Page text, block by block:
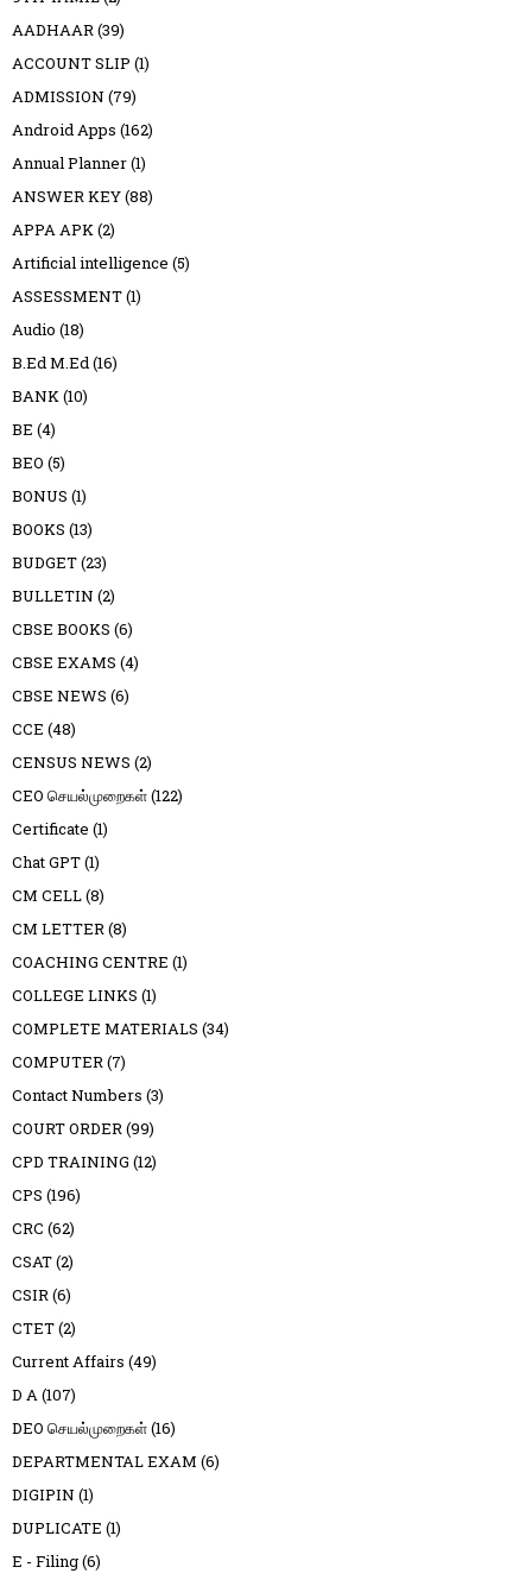
AADHAAR(39)
ACCOUNT SLIP (1)
ADMISSION (79)
Android Apps (162)
Annual Planner(1)
ANSWER KEY(88)
APPA APK(2)
Artificial intelligence (5)
ASSESSMENT(1)
Audio (18)
B.Ed M.Ed(16)
BANK(10)
BE (4)
BEO (5)
BONUS (1)
BOOKS (13)
BUDGET(23)
BULLETIN (2)
CBSE BOOKS (6)
CBSE EXAMS (4)
CBSE NEWS (6)
CCE (48)
CENSUS NEWS (2)
CEO செயல்முறைகள்(122)
Certificate (1)
Chat GPT(1)
CM CELL(8)
CM LETTER(8)
COACHING CENTRE (1)
COLLEGE LINKS (1)
COMPLETE MATERIALS (34)
COMPUTER(7)
Contact Numbers (3)
COURT ORDER(99)
CPD TRAINING (12)
CPS (196)
CRC (62)
CSAT(2)
CSIR(6)
CTET(2)
Current Affairs (49)
D A(107)
DEO செயல்முறைகள்(16)
DEPARTMENTAL EXAM (6)
DIGIPIN (1)
DUPLICATE (1)
E - Filing(6)